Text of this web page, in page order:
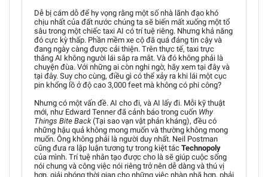
Dễ bị cám dỗ để hy vọng rằng một số nhà lãnh đạo khó
chịu nhất của đất nước chúng ta sẽ biến mất xuống một tổ
sâu trong một chiếc taxi AI có trí tuệ riêng. Nhưng khả năng
đó cực kỳ thấp. Phần mềm xe cộ đã quá đáng tin cậy và
đang ngày càng được cải thiện. Trên thực tế, taxi trực
thăng AI không người lái sắp ra mắt. Và đó không phải là
chuyện đùa. Với những ai còn nghi ngờ, hãy xem tại đây và
tại đây. Suy cho cùng, điều gì có thể xảy ra khi lái một cục
pin khổng lồ ở độ cao 3,000 feet mà không có phi công?
Nhưng có một vấn đề. AI cho đi, và AI lấy đi. Mỗi kỹ thuật
mới, như Edward Tenner đã cảnh báo trong cuốn Why
Things Bite Back(Tại sao vạn vật phản kháng), đều có
những hậu quả không mong muốn và thường không mong
muốn. Ông không phải là người duy nhất. Neil Postman
cũng đưa ra lập luận tương tự trong kiệt tác Technopoly
của mình. Trí tuệ nhân tạo được cho là sẽ giúp cuộc sống
nói chung và công việc nói riêng trở nên dễ dàng và thú vị
hơn, giải phóng thời gian cho những việc nhàn nhã hơn, phải